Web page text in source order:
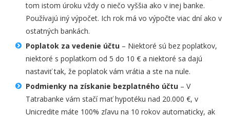
tom istom úroku vždy o niečo vyššia ako v inej banke.
Používajú iný výpočet. Ich rok má vo výpočte viac dní ako v
ostatných bankách.
Poplatok za vedenie účtu – Niektoré sú bez poplatkov,
niektoré s poplatkom od 5 do 10 € a niektoré sa dajú
nastaviť tak, že poplatok vám vrátia a ste na nule.
Podmienky na získanie bezplatného účtu – V
Tatrabanke vám stačí mať hypotéku nad 20.000 €, v
Unicredite máte 100% zľavu na 10 rokov automaticky, ak